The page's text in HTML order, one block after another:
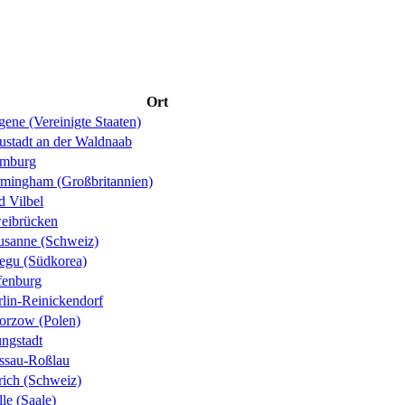
Ort
(Vereinigte Staaten)
an der Waldnaab
(Großbritannien)
Vilbel
(Schweiz)
(Südkorea)
Reinickendorf
(Polen)
Roßlau
(Schweiz)
(Saale)